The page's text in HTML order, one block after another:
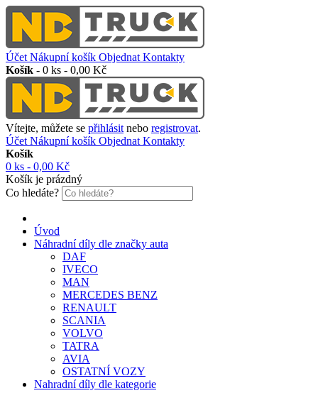
Účet Nákupní košík Objednat Kontakty
Košík - 0 ks - 0,00 Kč
Vítejte, můžete se přihlásit nebo registrovat.
Účet Nákupní košík Objednat Kontakty
Košík
0 ks - 0,00 Kč
Košík je prázdný
Co hledáte?
Úvod
Náhradní díly dle značky auta
DAF
IVECO
MAN
MERCEDES BENZ
RENAULT
SCANIA
VOLVO
TATRA
AVIA
OSTATNÍ VOZY
Nahradní díly dle kategorie